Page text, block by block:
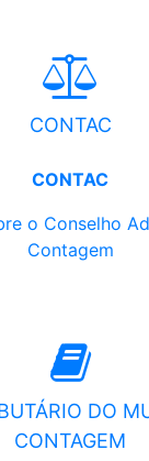
CONTAC
CONTAC
o Conselho
Contagem
DO
CONTAGEM